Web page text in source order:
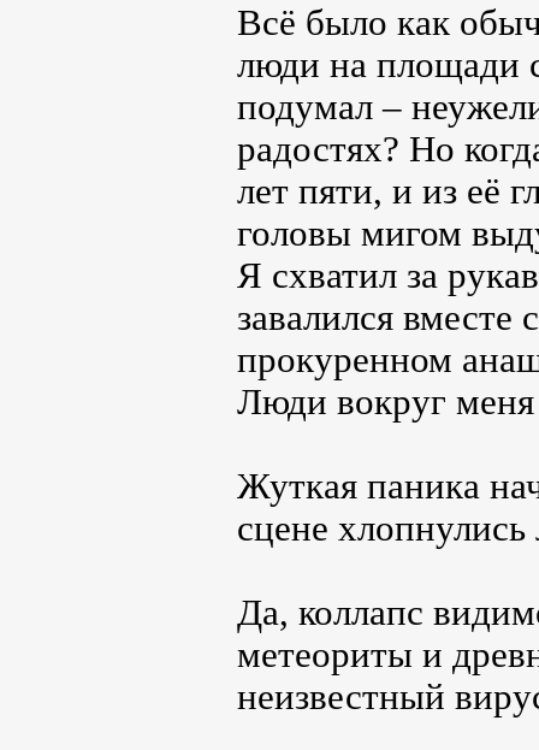
Всё было как
люди на площади
подумал –
радостях? Но
лет пяти, и из её
головы мигом
Я схватил за
завалился
прокуренном
Люди вокруг меня
Жуткая паника
сцене
Да, коллапс
метеориты и
неизвестный